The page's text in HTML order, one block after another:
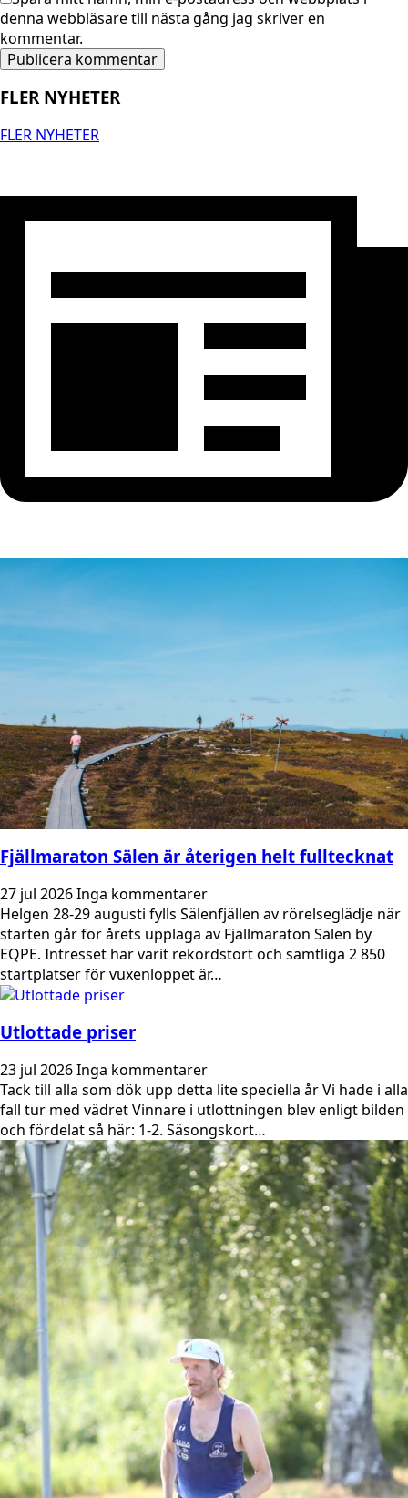
denna webbläsare till nästa gång jag skriver en
kommentar.
FLER NYHETER
FLER NYHETER
Fjällmaraton Sälen är återigen helt fulltecknat
27 jul 2026Inga kommentarer
Helgen 28-29 augusti fylls Sälenfjällen av rörelseglädje när
starten går för årets upplaga av Fjällmaraton Sälen by
EQPE. Intresset har varit rekordstort och samtliga 2 850
startplatser för vuxenloppet är…
Utlottade priser
23 jul 2026Inga kommentarer
Tack till alla som dök upp detta lite speciella år Vi hade i alla
fall tur med vädret Vinnare i utlottningen blev enligt bilden
och fördelat så här: 1-2. Säsongskort…